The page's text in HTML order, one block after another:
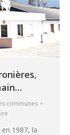
communes
1987, la